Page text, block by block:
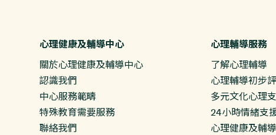
心理健康及輔導中心
關於心理健康及輔導中心
認識我們
中心服務範疇
特殊教育需要服務
聯絡我們
心理輔導服務
了解心理輔導
心理輔導初步
多元文化心理
24小時情緒支
心理健康及輔